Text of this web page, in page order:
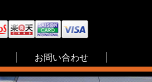
お問い合わせ